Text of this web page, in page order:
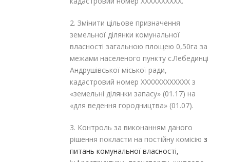
2. Змінити цільове призначення
земельної ділянки комунальної
власності загальною площею 0,50га за
межами населеного пункту с.Лебединці
Андрушівської міської ради,
кадастровий номер XXXXXXXXXXXX з
«земельні ділянки запасу» (01.17) на
«для ведення городництва» (01.07).
3. Контроль за виконанням даного
рішення покласти на постійну комісію з
питань комунальної власності,